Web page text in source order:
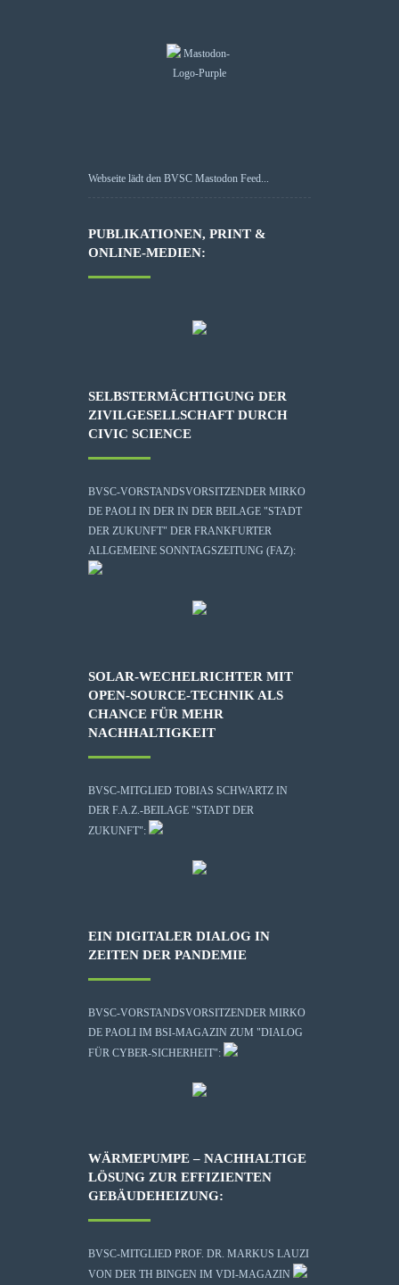
Webseite lädt den BVSC Mastodon Feed...
PUBLIKATIONEN, PRINT &
ONLINE-MEDIEN:
SELBSTERMÄCHTIGUNG DER
ZIVILGESELLSCHAFT DURCH
CIVIC SCIENCE
BVSC-VORSTANDSVORSITZENDER MIRKO
DE PAOLI IN DER IN DER BEILAGE "STADT
DER ZUKUNFT" DER FRANKFURTER
ALLGEMEINE SONNTAGSZEITUNG (FAZ):
SOLAR-WECHELRICHTER MIT
OPEN-SOURCE-TECHNIK ALS
CHANCE FÜR MEHR
NACHHALTIGKEIT
BVSC-MITGLIED TOBIAS SCHWARTZ IN
DER F.A.Z.-BEILAGE "STADT DER
ZUKUNFT":
EIN DIGITALER DIALOG IN
ZEITEN DER PANDEMIE
BVSC-VORSTANDSVORSITZENDER MIRKO
DE PAOLI IM BSI-MAGAZIN ZUM "DIALOG
FÜR CYBER-SICHERHEIT":
WÄRMEPUMPE – NACHHALTIGE
LÖSUNG ZUR EFFIZIENTEN
GEBÄUDEHEIZUNG:
BVSC-MITGLIED PROF. DR. MARKUS LAUZI
VON DER TH BINGEN IM VDI-MAGAZIN